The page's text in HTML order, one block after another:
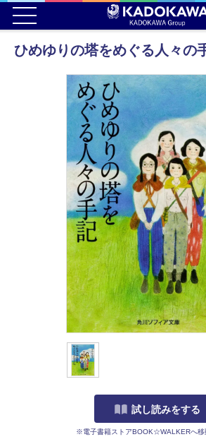
ひめゆりの塔をめぐる人々の
試し読みをする
※電子書籍ストアBOOK☆WALKERへ移